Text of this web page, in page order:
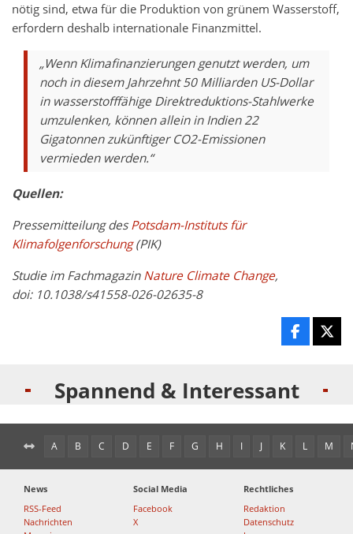
nötig sind, etwa für die Produktion von grünem Wasserstoff,
erfordern deshalb internationale Finanzmittel.
„Wenn Klimafinanzierungen genutzt werden, um
noch in diesem Jahrzehnt 50 Milliarden US-Dollar
in wasserstofffähige Direktreduktions-Stahlwerke
umzulenken, können allein in Indien 22
Gigatonnen zukünftiger CO2-Emissionen
vermieden werden.“
Quellen:
Pressemitteilung desPotsdam-Instituts für
Klimafolgenforschung(PIK)
Studie im FachmagazinNature Climate Change,
doi: 10.1038/s41558-026-02635-8
Spannend & Interessant
A B C D E F G H I J K L M
News
RSS-Feed
Nachrichten
Social Media
Facebook
X
Rechtliches
Redaktion
Datenschutz